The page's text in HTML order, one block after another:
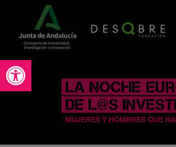
Abrir barra de herramientas